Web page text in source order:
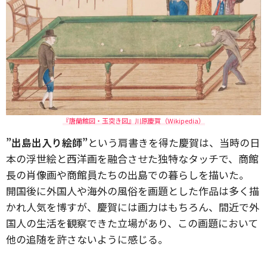
『唐蘭館図・玉突き図』川原慶賀（Wikipedia）
”出島出入り絵師”という肩書きを得た慶賀は、当時の日
本の浮世絵と西洋画を融合させた独特なタッチで、商館
長の肖像画や商館員たちの出島での暮らしを描いた。
開国後に外国人や海外の風俗を画題とした作品は多く描
かれ人気を博すが、慶賀には画力はもちろん、間近で外
国人の生活を観察できた立場があり、この画題において
他の追随を許さないように感じる。